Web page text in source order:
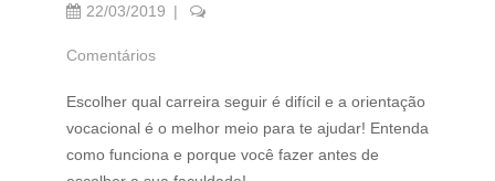
22/03/2019
Comentários
Escolher qual carreira seguir é difícil e a orientação
vocacional é o melhor meio para te ajudar! Entenda
como funciona e porque você fazer antes de